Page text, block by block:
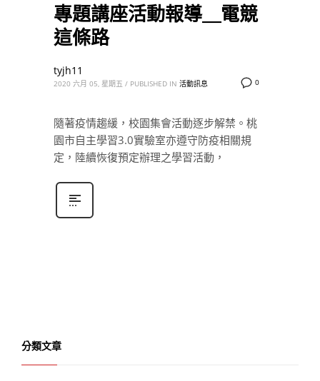
專題講座活動報導＿電競
這條路
0
tyjh11
2020 六月 05, 星期五 / PUBLISHED IN 活動訊息
隨著疫情趨緩，校園集會活動逐步解禁。桃
園市自主學習3.0實驗室亦遵守防疫相關規
定，陸續恢復預定辦理之學習活動，
分類文章